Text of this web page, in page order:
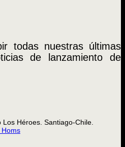
todas nuestras últimas
de lanzamiento de
Héroes. Santiago-Chile.